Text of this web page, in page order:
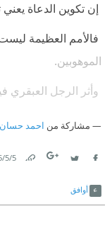
إن تكوين الدعاة يعني
فالأمم العظيمة
الموهوبين.
وأثر الرجل العبقري
مشاركة من احمد حسان
5‏/5‏/2025
أوافق